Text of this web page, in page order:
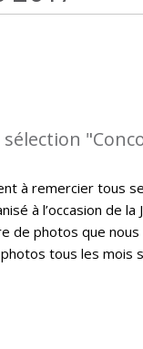
à remercier tous
à l’occasion de
de photos que
tous les mois